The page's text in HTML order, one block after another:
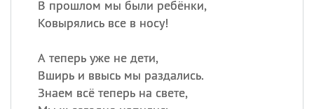
В прошлом мы были ребёнки,
Ковырялись все в носу!
А теперь уже не дети,
Вширь и ввысь мы раздались.
Знаем всё теперь на свете,